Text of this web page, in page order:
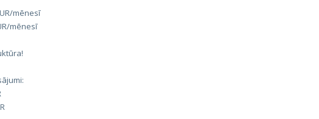
mēnesī
mēnesī